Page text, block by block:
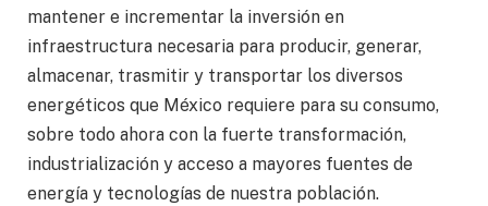
mantener e incrementar la inversión en
infraestructura necesaria para producir, generar,
almacenar, trasmitir y transportar los diversos
energéticos que México requiere para su consumo,
sobre todo ahora con la fuerte transformación,
industrialización y acceso a mayores fuentes de
energía y tecnologías de nuestra población.